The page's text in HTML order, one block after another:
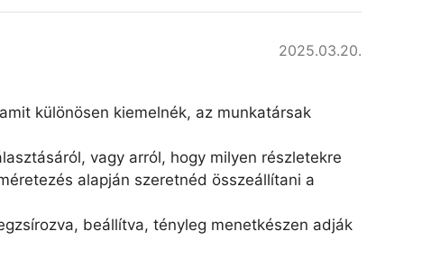
2025.03.20.
különösen kiemelnék, az munkatársak
vagy arról, hogy milyen részletekre
alapján szeretnéd összeállítani a
beállítva, tényleg menetkészen adják